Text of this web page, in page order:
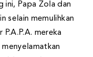
ini, Papa Zola dan
selain memulihkan
mereka